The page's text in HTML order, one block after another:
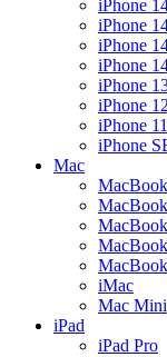
iPhone
iPhone
iPhone
iPhone
iPhone
iPhone 12
iPhone 11
iPhone
Mac
iMac
Mac Mini
iPad
iPad Pro